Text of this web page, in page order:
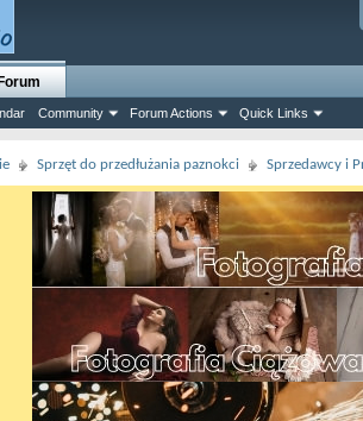
Community Forum Actions Quick Links
Sprzęt do przedłużania paznokci Sprzedawcy i